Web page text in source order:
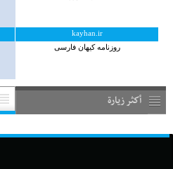
kayhan.ir
روزنامه کیهان فارسی
أكثر زيارة